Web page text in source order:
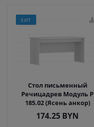
ХИТ
Стол письменный
Речицадрев Модуль Р
185.02 (Ясень анкор)
174.25 BYN